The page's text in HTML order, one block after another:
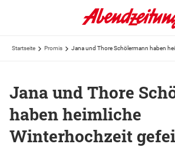
Startseite Promis Jana und Thore Schölermann haben
Jana und Thore
haben heimliche
Winterhochzeit